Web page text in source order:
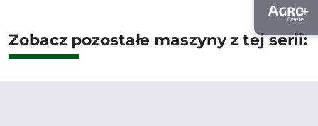
Zobacz pozostałe maszyny z tej serii: